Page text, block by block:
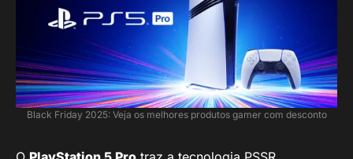
Black Friday 2025: Veja os melhores produtos gamer com desconto